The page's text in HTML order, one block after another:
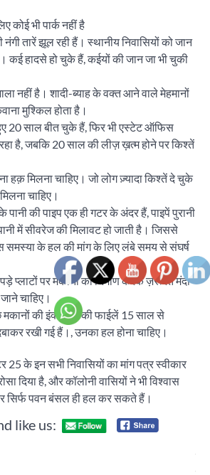
कोई भी पार्क नहीं है
नंगी तारें झूल रही हैं। स्थानीय निवासियों को जान
कई हादसे हो चुके हैं, कईयों की जान जा भी चुकी
नहीं है। शादी-ब्याह के वक्त आने वाले मेहमानों
मुश्किल होता है।
20 साल बीत चुके हैं, फिर भी एस्टेट ऑफिस
है, जबकि 20 साल की लीज़ ख़त्म होने पर किश्तें
हक़ मिलना चाहिए। जो लोग ज़्यादा किश्तें दे चुके
चाहिए।
की पाइप एक ही गटर के अंदर हैं, पाइपें पुरानी
में सीवरेज की मिलावट हो जाती है। जिससे
समस्या के हल की मांग के लिए लंबे समय से संघर्ष
प्लाटों पर मकानों का निर्माण करके ज़रूरत मंदों
चाहिए।
की इंक्वायरी की फाईलें 15 साल से
रखी गई हैं।, उनका हल होना चाहिए।
के इन सभी निवासियों का मांग पत्र स्वीकार
दिया है, और कॉलोनी वासियों ने भी विश्वास
सिर्फ पवन बंसल ही हल कर सकते हैं।
like us: